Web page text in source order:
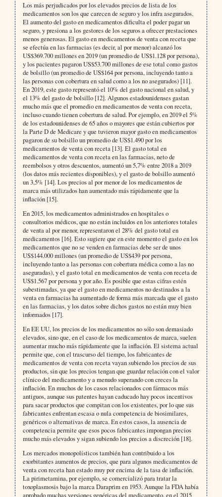
Los más perjudicados por los elevados precios de lista de los
medicamentos son los que carecen de seguro y los infra asegurados.
El aumento del gasto en medicamentos dificulta el poder pagar un
seguro, y presiona a los gestores de los seguros a ofrecer prestaciones
menos generosas. El gasto en medicamentos de venta con receta que
se efectúa en las farmacias (es decir, al por menor) alcanzó los
US$369.700 millones en 2019 (un promedio de US$1.128 por persona),
y los pacientes pagaron US$53.700 millones de ese total como gastos
de bolsillo (un promedio de US$164 por persona, incluyendo tanto a
las personas con cobertura en salud como a los no asegurados) [11].
En 2019, este gasto representó el 10% del gasto nacional en salud, y
el 13% del gasto de bolsillo [12]. Algunos estadounidenses gastan
mucho más que el promedio en medicamentos de venta con receta,
incluso cuando tienen cobertura de salud. Por ejemplo, en 2019 el 5%
de los estadounidenses de 65 años o mayores que están cubiertos por
la Parte D de Medicare y que tuvieron mayor gasto en medicamentos
pagaron de su bolsillo un promedio de US$1.490 por los
medicamentos de venta con receta [13]. El gasto total en
medicamentos de venta con receta en las farmacias, neto de
reembolsos y otros descuentos, aumentó un 5,7% entre 2018 a 2019
(los datos más recientes disponibles), y el gasto de bolsillo aumentó
un 3,5% [14]. Los precios al por menor de los medicamentos de
marca más utilizados han aumentado más rápidamente que la
inflación [15].
En 2015, los medicamentos administrados en hospitales o
consultorios médicos, que no están incluidos en los anteriores totales
de venta al por menor, representaron el 28% del gasto total en
medicamentos [16]. Esto sugiere que en este momento el gasto en los
medicamentos que no se venden en farmacias debe ser de unos
US$144.000 millones (un promedio de US$439 por persona,
incluyendo tanto a las personas con cobertura médica como a las no
aseguradas), y el gasto total en medicamentos de venta con receta de
US$1.567 por persona y por año. Es posible que estas cifras estén
subestimadas, ya que el gasto en medicamentos no destinados a la
venta en farmacias ha aumentado de forma más marcada que el gasto
en las farmacias, y los datos sobre dichos gastos no están muy bien
informados [17].
En EE UU, los precios de los medicamentos no sólo son demasiado
elevados, sino que, en el caso de los medicamentos de marca, suelen
aumentar mucho más rápidamente que la inflación. El sistema actual
permite que, con el trascurso del tiempo, los fabricantes de
medicamentos de venta con receta vayan subiendo los precios de sus
productos, sin que los precios tengan que guardar relación con el valor
clínico del medicamento y a menudo superando con creces la
inflación. En muchos de los casos relacionados con fármacos más
antiguos, aunque sus patentes hayan caducado hay pocos incentivos
para sacar productos que compitan con los existentes, por lo que sus
fabricantes enfrentan escasa o nula competencia de biosimilares,
genéricos o alternativas de marca. En estos casos, la ausencia de
competencia permite que esos pocos fabricantes impongan precios
mucho más elevados y sigan subiendo los precios a discreción [18].
Los mercados monopolísticos también han contribuido a los
exorbitantes aumentos de precios, que para algunos medicamentos de
venta con receta han estado muy por encima de la tasa de inflación.
La pirimetamina, por ejemplo, se comercializó para tratar la
toxoplasmosis bajo la marca Daraprim en 1953. Aunque la FDA había
aprobado muchas versiones genéricas del medicamento, en el 2015